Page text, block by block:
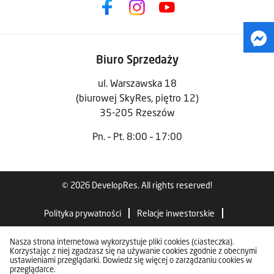
Biuro Sprzedaży
ul. Warszawska 18
(biurowej SkyRes, piętro 12)
35-205 Rzeszów
Pn. – Pt. 8:00 – 17:00
© 2026 DevelopRes. All rights reserved!
Polityka prywatności Relacje inwestorskie
Standardy wykończenia
Nasza strona internetowa wykorzystuje pliki cookies (ciasteczka).
Korzystając z niej zgadzasz się na używanie cookies zgodnie z obecnymi
ustawieniami przeglądarki. Dowiedz się więcej o zarządzaniu cookies w
przeglądarce.